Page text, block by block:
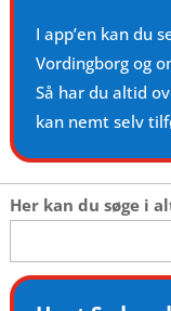
I app’en kan du
Vordingborg og
Så har du altid
kan nemt selv
Her kan du søge i
efter: